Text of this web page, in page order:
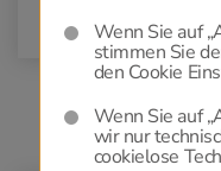
Wenn Sie auf
stimmen Sie
den Cookie
Wenn Sie auf
wir nur
cookielose